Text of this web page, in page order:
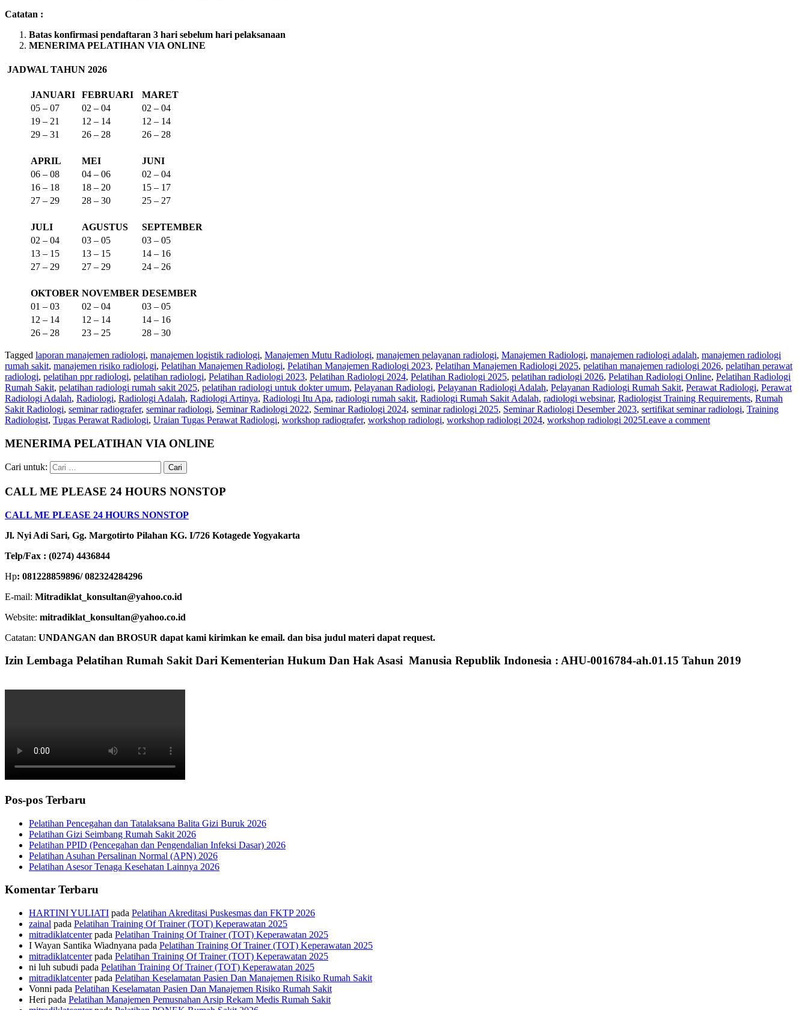
Catatan :
Batas konfirmasi pendaftaran 3 hari sebelum hari pelaksanaan
MENERIMA PELATIHAN VIA ONLINE
JADWAL TAHUN 2026
JANUARI FEBRUARI
MARET
05 – 07
02 – 04
02 – 04
19 – 21
12 – 14
12 – 14
29 – 31
26 – 28 26 – 28
APRIL MEI
JUNI
06 – 08
04 – 06
02 – 04
16 – 18
18 – 20
15 – 17
27 – 29
28 – 30 25 – 27
JULI AGUSTUS
SEPTEMBER
02 – 04
03 – 05
03 – 05
13 – 15
13 – 15
14 – 16
27 – 29
27 – 29 24 – 26
OKTOBER NOVEMBER DESEMBER
01 – 03
02 – 04
03 – 05
12 – 14
12 – 14
14 – 16
26 – 28
23 – 25 28 – 30
Tagged laporan manajemen radiologi, manajemen logistik radiologi, Manajemen Mutu Radiologi, manajemen pelayanan radiologi, Manajemen Radiologi, manajemen radiologi adalah, manajemen radiologi
rumah sakit, manajemen risiko radiologi, Pelatihan Manajemen Radiologi, Pelatihan Manajemen Radiologi 2023, Pelatihan Manajemen Radiologi 2025, pelatihan manajemen radiologi 2026, pelatihan perawat
radiologi, pelatihan ppr radiologi, pelatihan radiologi, Pelatihan Radiologi 2023, Pelatihan Radiologi 2024, Pelatihan Radiologi 2025, pelatihan radiologi 2026, Pelatihan Radiologi Online, Pelatihan Radiologi
Rumah Sakit, pelatihan radiologi rumah sakit 2025, pelatihan radiologi untuk dokter umum, Pelayanan Radiologi, Pelayanan Radiologi Adalah, Pelayanan Radiologi Rumah Sakit, Perawat Radiologi, Perawat
Radiologi Adalah, Radiologi, Radiologi Adalah, Radiologi Artinya, Radiologi Itu Apa, radiologi rumah sakit, Radiologi Rumah Sakit Adalah, radiologi websinar, Radiologist Training Requirements, Rumah
Sakit Radiologi, seminar radiografer, seminar radiologi, Seminar Radiologi 2022, Seminar Radiologi 2024, seminar radiologi 2025, Seminar Radiologi Desember 2023, sertifikat seminar radiologi, Training
Radiologist, Tugas Perawat Radiologi, Uraian Tugas Perawat Radiologi, workshop radiografer, workshop radiologi, workshop radiologi 2024, workshop radiologi 2025Leave a comment
MENERIMA PELATIHAN VIA ONLINE
Cari untuk:
CALL ME PLEASE 24 HOURS NONSTOP
CALL ME PLEASE 24 HOURS NONSTOP
Jl. Nyi Adi Sari, Gg. Margotirto Pilahan KG. I/726 Kotagede Yogyakarta
Telp/Fax : (0274) 4436844
Hp: 081228859896/ 082324284296
E-mail: Mitradiklat_konsultan@yahoo.co.id
Website: mitradiklat_konsultan@yahoo.co.id
Catatan: UNDANGAN dan BROSUR dapat kami kirimkan ke email. dan bisa judul materi dapat request.
Izin Lembaga Pelatihan Rumah Sakit Dari Kementerian Hukum Dan Hak Asasi Manusia Republik Indonesia : AHU-0016784-ah.01.15 Tahun 2019
Pos-pos Terbaru
Pelatihan Pencegahan dan Tatalaksana Balita Gizi Buruk 2026
Pelatihan Gizi Seimbang Rumah Sakit 2026
Pelatihan PPID (Pencegahan dan Pengendalian Infeksi Dasar) 2026
Pelatihan Asuhan Persalinan Normal (APN) 2026
Pelatihan Asesor Tenaga Kesehatan Lainnya 2026
Komentar Terbaru
HARTINI YULIATI pada Pelatihan Akreditasi Puskesmas dan FKTP 2026
zainal pada Pelatihan Training Of Trainer (TOT) Keperawatan 2025
mitradiklatcenterpada Pelatihan Training Of Trainer (TOT) Keperawatan 2025
I Wayan Santika Wiadnyana pada Pelatihan Training Of Trainer (TOT) Keperawatan 2025
mitradiklatcenterpada Pelatihan Training Of Trainer (TOT) Keperawatan 2025
ni luh subudi pada Pelatihan Training Of Trainer (TOT) Keperawatan 2025
mitradiklatcenterpada Pelatihan Keselamatan Pasien Dan Manajemen Risiko Rumah Sakit
Vonni pada Pelatihan Keselamatan Pasien Dan Manajemen Risiko Rumah Sakit
Heri pada Pelatihan Manajemen Pemusnahan Arsip Rekam Medis Rumah Sakit